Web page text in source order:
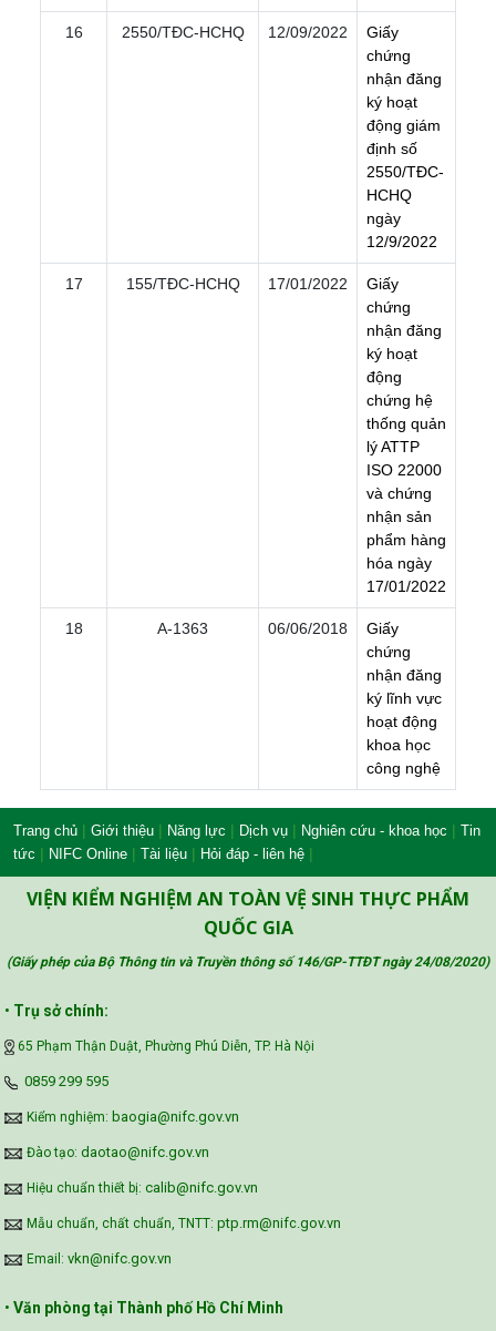
16 2550/TÐC-HCHQ 12/09/2022 Giấy
chứng
nhận đăng
ký hoạt
động giám
định số
2550/TĐC-
HCHQ
ngày
1 2/9/2022
17 155/TÐC-HCHQ 17/01/2022 Giấy
chứng
nhận đăng
ký hoạt
động
chứng hệ
thống quản
lýATTP
ISO 22000
và chứng
nhận sản
phẩm hàng
hóa ngày
17/01/2022
18 A-1363 06/06/2018 Giấy
chứng
nhận đăng
ký lĩnh vực
hoạt động
khoa học
công nghệ
Trang chủ | Giới thiệu | Năng lực | Dịch vụ | Nghiên cứu - khoa học | Tin
tức | NIFC Online | Tài liệu | Hỏi đáp - liên hệ |
VIỆN KIỂM NGHIỆM AN TOÀN VỆ SINH THỰC PHẨM
QUỐC GIA
(Giấy phép của Bộ Thông tin và Truyền thông số 146/GP-TTĐT ngày 24/08/2020)
• Trụ sở chính:
65 Phạm Thận Duật, Phường Phú Diễn, TP. Hà Nội
‪0859 299 595‬
Kiểm nghiệm: baogia@nifc.gov.vn
Đào tạo: daotao@nifc.gov.vn
Hiệu chuẩn thiết bị: calib@nifc.gov.vn
Mẫu chuẩn, chất chuẩn, TNTT: ptp.rm@nifc.gov.vn
Email: vkn@nifc.gov.vn
• Văn phòng tại Thành phố Hồ Chí Minh